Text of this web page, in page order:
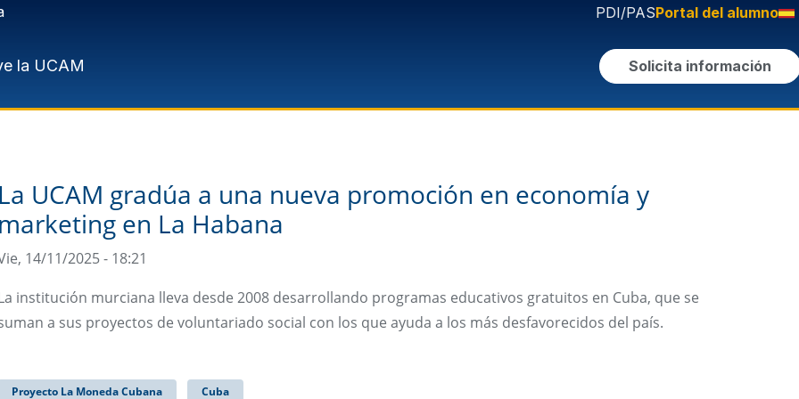
PDI/PASPortal del alumno
la UCAM Solicita información
La UCAM gradúa a una nueva promoción en economía y
marketing en La Habana
14/11/2025 - 18:21
institución murciana lleva desde 2008 desarrollando programas educativos gratuitos en Cuba, que se
a sus proyectos de voluntariado social con los que ayuda a los más desfavorecidos del país.
Proyecto La Moneda Cubana Cuba